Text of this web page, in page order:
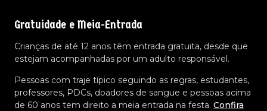
Gratuidade e Meia-Entrada
Crianças de até 12 anos têm entrada gratuita, desde que
estejam acompanhadas por um adulto responsável.
Pessoas com traje típico seguindo as regras, estudantes,
professores, PDCs, doadores de sangue e pessoas acima
de 60 anos tem direito a meia entrada na festa. Confira